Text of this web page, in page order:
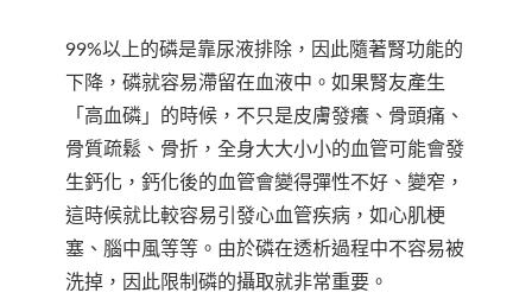
99%以上的磷是靠尿液排除，因此隨著腎功能的
下降，磷就容易滯留在血液中。如果腎友產生
「高血磷」的時候，不只是皮膚發癢、骨頭痛、
骨質疏鬆、骨折，全身大大小小的血管可能會發
生鈣化，鈣化後的血管會變得彈性不好、變窄，
這時候就比較容易引發心血管疾病，如心肌梗
塞、腦中風等等。由於磷在透析過程中不容易被
洗掉，因此限制磷的攝取就非常重要。